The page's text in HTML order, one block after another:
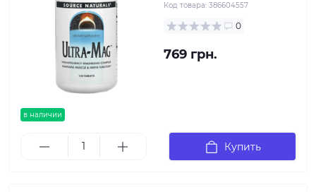
в наличии
Код товара: 386604557
0
769 грн.
Купить